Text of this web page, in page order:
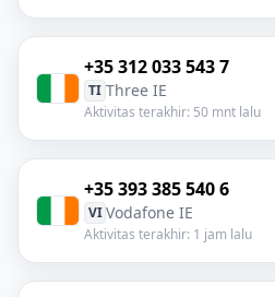
+35 312 033 543 7
TI Three IE
Aktivitas terakhir: 50 mnt lalu
+35 393 385 540 6
VI Vodafone IE
Aktivitas terakhir: 1 jam lalu